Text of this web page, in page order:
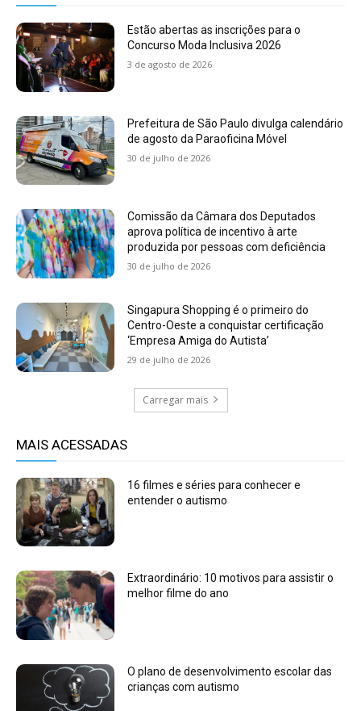
Estão abertas as inscrições para o
Concurso Moda Inclusiva 2026
3 de agosto de 2026
Prefeitura de São Paulo divulga calendário
de agosto da Paraoficina Móvel
30 de julho de 2026
Comissão da Câmara dos Deputados
aprova política de incentivo à arte
produzida por pessoas com deficiência
30 de julho de 2026
Singapura Shopping é o primeiro do
Centro-Oeste a conquistar certificação
‘Empresa Amiga do Autista’
29 de julho de 2026
Carregar mais
MAIS ACESSADAS
16 filmes e séries para conhecer e
entender o autismo
Extraordinário: 10 motivos para assistir o
melhor filme do ano
O plano de desenvolvimento escolar das
crianças com autismo